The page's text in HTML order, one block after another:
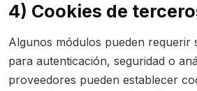
4) Cookies de
Algunos módulos pueden requerir
para autenticación, seguridad o
proveedores pueden establecer